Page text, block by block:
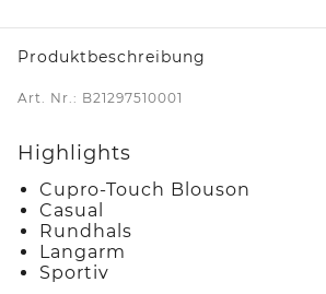
Produktbeschreibung
Art. Nr.: B21297510001
Highlights
Cupro-Touch Blouson
Casual
Rundhals
Langarm
Sportiv